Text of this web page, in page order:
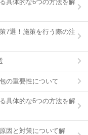
具体的な6つの方法を解
7選！施策を行う際の注
の重要性について
具体的な6つの方法を解
因と対策について解